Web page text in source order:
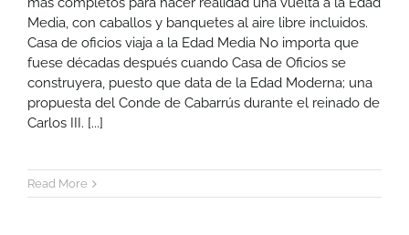
Media, con caballos y banquetes al aire libre incluidos.
Casa de oficios viaja a la Edad Media No importa que
fuese décadas después cuando Casa de Oficios se
construyera, puesto que data de la Edad Moderna; una
propuesta del Conde de Cabarrús durante el reinado de
Carlos III. [...]
Read More